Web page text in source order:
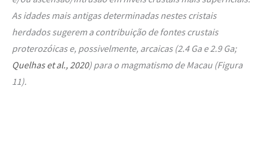
As idades mais antigas determinadas nestes cristais
herdados sugerem a contribuição de fontes crustais
proterozóicas e, possivelmente, arcaicas (2.4 Ga e 2.9 Ga;
Quelhas et al., 2020) para o magmatismo de Macau (Figura
11).